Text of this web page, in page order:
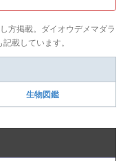
方掲載。ダイオウデメマダラ
載しています。
生物図鑑